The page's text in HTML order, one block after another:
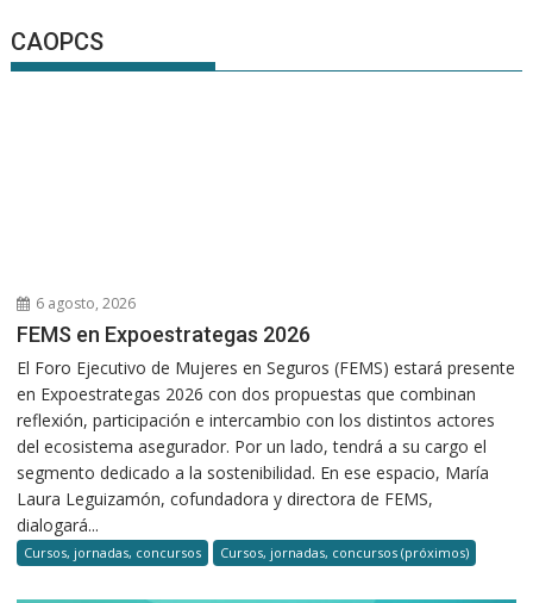
CAOPCS
6 agosto, 2026
FEMS en Expoestrategas 2026
El Foro Ejecutivo de Mujeres en Seguros (FEMS) estará presente
en Expoestrategas 2026 con dos propuestas que combinan
reflexión, participación e intercambio con los distintos actores
del ecosistema asegurador. Por un lado, tendrá a su cargo el
segmento dedicado a la sostenibilidad. En ese espacio, María
Laura Leguizamón, cofundadora y directora de FEMS,
dialogará...
Cursos, jornadas, concursos Cursos, jornadas, concursos (próximos)